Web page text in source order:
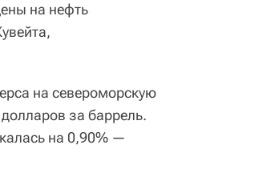
на нефть
на североморскую
за баррель.
на 0,90% —